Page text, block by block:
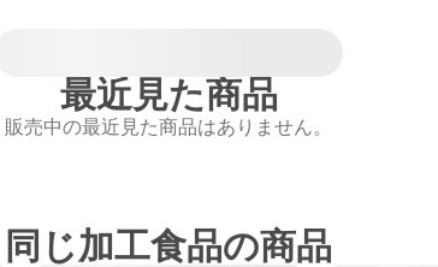
最近見た商品
販売中の最近見た商品はありません。
同じ加工食品の商品